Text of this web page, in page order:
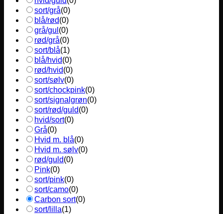
sort/grå(0)
blå/rød(0)
grå/gul (0)
rød/grå(0)
sort/blå(1)
blå/hvid(0)
rød/hvid(0)
sort/sølv(0)
sort/chockpink(0)
sort/signalgrøn(0)
sort/rød/guld(0)
hvid/sort(0)
Grå(0)
Hvid m. blå(0)
Hvid m. sølv(0)
rød/guld(0)
Pink(0)
sort/pink(0)
sort/camo(0)
Carbon sort(0)
sort/lilla(1)